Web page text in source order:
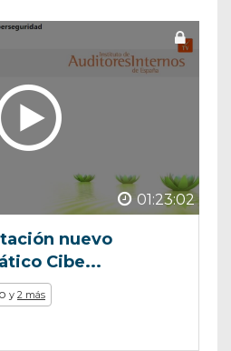
01:23:02
nuevo
Cibe...
y 2 más